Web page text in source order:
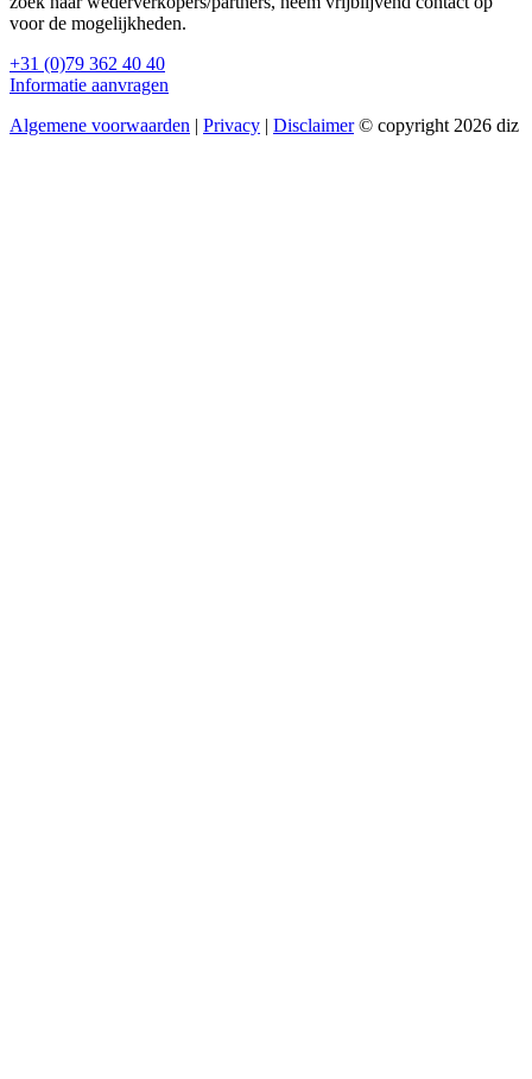
voor de mogelijkheden.
+31 (0)79 362 40 40
Informatie aanvragen
Algemene voorwaarden | Privacy | Disclaimer© copyright 2026 diz